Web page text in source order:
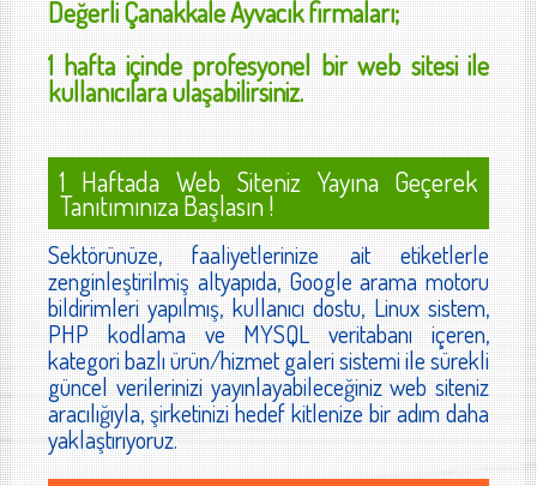
DeğerliÇanakkale Ayvacıkfirmaları;
1 hafta içinde profesyonel bir web sitesi ile
kullanıcılara ulaşabilirsiniz.
1 Haftada Web Siteniz Yayına Geçerek
Tanıtımınıza Başlasın !
Sektörünüze, faaliyetlerinize ait etiketlerle
zenginleştirilmiş altyapıda, Google arama motoru
bildirimleri yapılmış, kullanıcı dostu, Linux sistem,
PHP kodlama ve MYSQL veritabanı içeren,
kategori bazlı ürün/hizmet galeri sistemi ile sürekli
güncel verilerinizi yayınlayabileceğiniz web siteniz
aracılığıyla, şirketinizi hedef kitlenize bir adım daha
yaklaştırıyoruz.